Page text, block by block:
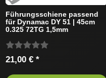
Führungsschiene passend
für Dynamac DY 51 | 45cm
0.325 72TG 1,5mm
21,00 € *